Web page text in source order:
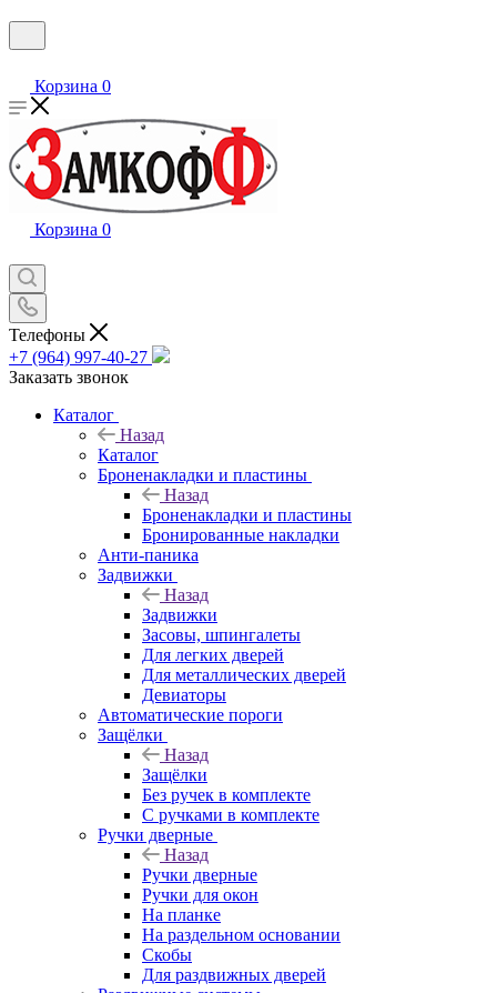
Корзина 0
Корзина 0
Телефоны
+7 (964) 997-40-27
Заказать звонок
Каталог
Назад
Каталог
Броненакладки и пластины
Назад
Броненакладки и пластины
Бронированные накладки
Анти-паника
Задвижки
Назад
Задвижки
Засовы, шпингалеты
Для легких дверей
Для металлических дверей
Девиаторы
Автоматические пороги
Защёлки
Назад
Защёлки
Без ручек в комплекте
С ручками в комплекте
Ручки дверные
Назад
Ручки дверные
Ручки для окон
На планке
На раздельном основании
Скобы
Для раздвижных дверей